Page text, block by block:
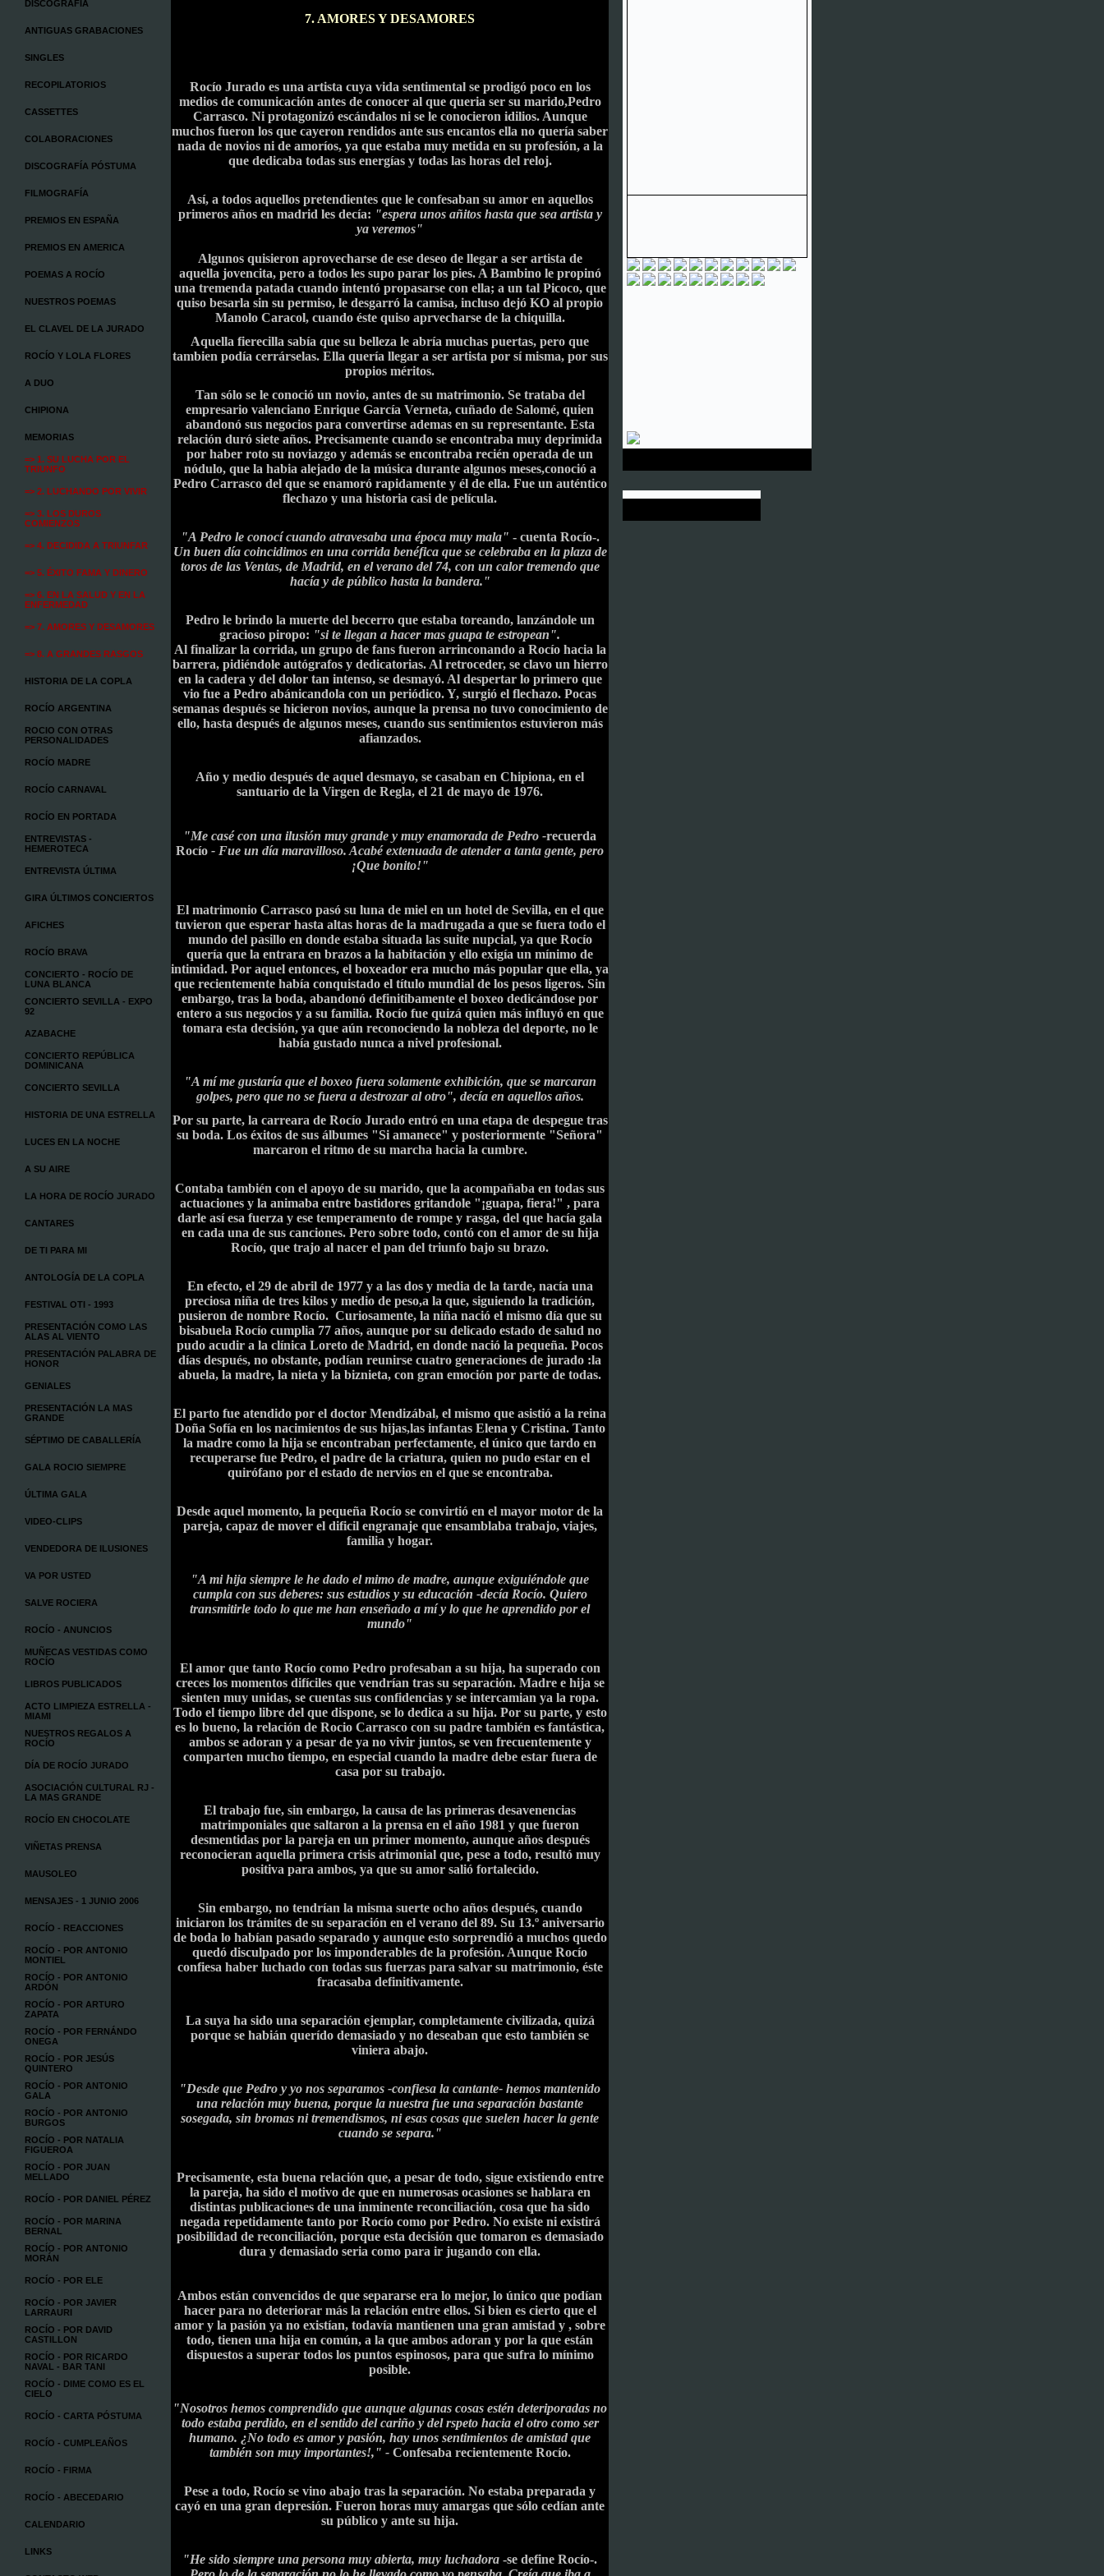
DISCOGRAFÍA
ANTIGUAS GRABACIONES
SINGLES
RECOPILATORIOS
CASSETTES
COLABORACIONES
DISCOGRAFÍA PÓSTUMA
FILMOGRAFÍA
PREMIOS EN ESPAÑA
PREMIOS EN AMERICA
POEMAS A ROCÍO
NUESTROS POEMAS
EL CLAVEL DE LA JURADO
ROCÍO Y LOLA FLORES
A DUO
CHIPIONA
MEMORIAS
=> 1. SU LUCHA POR EL
TRIUNFO
=> 2. LUCHANDO POR VIVIR
=> 3. LOS DUROS
COMIENZOS
=> 4. DECIDIDA A TRIUNFAR
=> 5. ÉXITO FAMA Y DINERO
=> 6. EN LA SALUD Y EN LA
ENFERMEDAD
=> 7. AMORES Y DESAMORES
=> 8. A GRANDES RASGOS
HISTORIA DE LA COPLA
ROCÍO ARGENTINA
ROCIO CON OTRAS
PERSONALIDADES
ROCÍO MADRE
ROCÍO CARNAVAL
ROCÍO EN PORTADA
ENTREVISTAS -
HEMEROTECA
ENTREVISTA ÚLTIMA
GIRA ÚLTIMOS CONCIERTOS
AFICHES
ROCÍO BRAVA
CONCIERTO - ROCÍO DE
LUNA BLANCA
CONCIERTO SEVILLA - EXPO
92
AZABACHE
CONCIERTO REPÚBLICA
DOMINICANA
CONCIERTO SEVILLA
HISTORIA DE UNA ESTRELLA
LUCES EN LA NOCHE
A SU AIRE
LA HORA DE ROCÍO JURADO
CANTARES
DE TI PARA MI
ANTOLOGÍA DE LA COPLA
FESTIVAL OTI - 1993
PRESENTACIÓN COMO LAS
ALAS AL VIENTO
PRESENTACIÓN PALABRA DE
HONOR
GENIALES
PRESENTACIÓN LA MAS
GRANDE
SÉPTIMO DE CABALLERÍA
GALA ROCIO SIEMPRE
ÚLTIMA GALA
VIDEO-CLIPS
VENDEDORA DE ILUSIONES
VA POR USTED
SALVE ROCIERA
ROCÍO - ANUNCIOS
MUÑECAS VESTIDAS COMO
ROCÍO
LIBROS PUBLICADOS
ACTO LIMPIEZA ESTRELLA -
MIAMI
NUESTROS REGALOS A
ROCÍO
DÍA DE ROCÍO JURADO
ASOCIACIÓN CULTURAL RJ -
LA MAS GRANDE
ROCÍO EN CHOCOLATE
VIÑETAS PRENSA
MAUSOLEO
MENSAJES - 1 JUNIO 2006
ROCÍO - REACCIONES
ROCÍO - POR ANTONIO
MONTIEL
ROCÍO - POR ANTONIO
ARDÓN
ROCÍO - POR ARTURO
ZAPATA
ROCÍO - POR FERNÁNDO
ONEGA
ROCÍO - POR JESÚS
QUINTERO
ROCÍO - POR ANTONIO
GALA
ROCÍO - POR ANTONIO
BURGOS
ROCÍO - POR NATALIA
FIGUEROA
ROCÍO - POR JUAN
MELLADO
ROCÍO - POR DANIEL PÉREZ
ROCÍO - POR MARINA
BERNAL
ROCÍO - POR ANTONIO
MORÁN
ROCÍO - POR ELE
ROCÍO - POR JAVIER
LARRAURI
ROCÍO - POR DAVID
CASTILLON
ROCÍO - POR RICARDO
NAVAL - BAR TANI
ROCÍO - DIME COMO ES EL
CIELO
ROCÍO - CARTA PÓSTUMA
ROCÍO - CUMPLEAÑOS
ROCÍO - FIRMA
ROCÍO - ABECEDARIO
CALENDARIO
LINKS
7. AMORES Y DESAMORES
Rocío Jurado es una artista cuya vida sentimental se prodigó poco en los
medios de comunicación antes de conocer al que queria ser su marido,Pedro
Carrasco. Ni protagonizó escándalos ni se le conocieron idilios. Aunque
muchos fueron los que cayeron rendidos ante sus encantos ella no quería saber
nada de novios ni de amoríos, ya que estaba muy metida en su profesión, a la
que dedicaba todas sus energías y todas las horas del reloj.
Así, a todos aquellos pretendientes que le confesaban su amor en aquellos
primeros años en madrid les decía: "espera unos añitos hasta que sea artista y
ya veremos"
Algunos quisieron aprovecharse de ese deseo de llegar a ser artista de
aquella jovencita, pero a todos les supo parar los pies. A Bambino le propinó
una tremenda patada cuando intentó propasarse con ella; a un tal Picoco, que
quiso besarla sin su permiso, le desgarró la camisa, incluso dejó KO al propio
Manolo Caracol, cuando éste quiso aprvecharse de la chiquilla.
Aquella fierecilla sabía que su belleza le abría muchas puertas, pero que
tambien podía cerrárselas. Ella quería llegar a ser artista por sí misma, por sus
propios méritos.
Tan sólo se le conoció un novio, antes de su matrimonio. Se trataba del
empresario valenciano Enrique García Verneta, cuñado de Salomé, quien
abandonó sus negocios para convertirse ademas en su representante. Esta
relación duró siete años. Precisamente cuando se encontraba muy deprimida
por haber roto su noviazgo y además se encontraba recién operada de un
nódulo, que la habia alejado de la música durante algunos meses,conoció a
Pedro Carrasco del que se enamoró rapidamente y él de ella. Fue un auténtico
flechazo y una historia casi de película.
"A Pedro le conocí cuando atravesaba una época muy mala" - cuenta Rocío-.
Un buen día coincidimos en una corrida benéfica que se celebraba en la plaza de
toros de las Ventas, de Madrid, en el verano del 74, con un calor tremendo que
hacía y de público hasta la bandera."
Pedro le brindo la muerte del becerro que estaba toreando, lanzándole un
gracioso piropo: "si te llegan a hacer mas guapa te estropean".
Al finalizar la corrida, un grupo de fans fueron arrinconando a Rocío hacia la
barrera, pidiéndole autógrafos y dedicatorias. Al retroceder, se clavo un hierro
en la cadera y del dolor tan intenso, se desmayó. Al despertar lo primero que
vio fue a Pedro abánicandola con un periódico. Y, surgió el flechazo. Pocas
semanas después se hicieron novios, aunque la prensa no tuvo conocimiento de
ello, hasta después de algunos meses, cuando sus sentimientos estuvieron más
afianzados.
Año y medio después de aquel desmayo, se casaban en Chipiona, en el
santuario de la Virgen de Regla, el 21 de mayo de 1976.
"Me casé con una ilusión muy grande y muy enamorada de Pedro -recuerda
Rocío - Fue un día maravilloso. Acabé extenuada de atender a tanta gente, pero
¡Que bonito!"
El matrimonio Carrasco pasó su luna de miel en un hotel de Sevilla, en el que
tuvieron que esperar hasta altas horas de la madrugada a que se fuera todo el
mundo del pasillo en donde estaba situada las suite nupcial, ya que Rocío
quería que la entrara en brazos a la habitación y ello exigía un mínimo de
intimidad. Por aquel entonces, el boxeador era mucho más popular que ella, ya
que recientemente había conquistado el título mundial de los pesos ligeros. Sin
embargo, tras la boda, abandonó definitibamente el boxeo dedicándose por
entero a sus negocios y a su familia.Rocío fue quizá quien más influyó en que
tomara esta decisión, ya que aún reconociendo la nobleza del deporte, no le
había gustado nunca a nivel profesional.
"A mí me gustaría que el boxeo fuera solamente exhibición, que se marcaran
golpes, pero que no se fuera a destrozar al otro", decía en aquellos años.
Por su parte, la carreara de Rocío Jurado entró en una etapa de despegue tras
su boda. Los éxitos de sus álbumes "Si amanece" y posteriormente "Señora"
marcaron el ritmo de su marcha hacia la cumbre.
Contaba también con el apoyo de su marido, que la acompañaba en todas sus
actuaciones y la animaba entre bastidores gritandole "¡guapa, fiera!" , para
darle así esa fuerza y ese temperamento de rompe y rasga, del que hacía gala
en cada una de sus canciones. Pero sobre todo, contó con el amor de su hija
Rocío, que trajo al nacer el pan del triunfo bajo su brazo.
En efecto, el 29 de abril de 1977 y a las dos y media de la tarde, nacía una
preciosa niña de tres kilos y medio de peso,a la que, siguiendo la tradición,
pusieron de nombre Rocío. Curiosamente, la niña nació el mismo día que su
bisabuela Rocío cumplia 77 años, aunque por su delicado estado de salud no
pudo acudir a la clínica Loreto de Madrid, en donde nació la pequeña. Pocos
días después, no obstante, podían reunirse cuatro generaciones de jurado :la
abuela, la madre, la nieta y la biznieta, con gran emoción por parte de todas.
El parto fue atendido por el doctor Mendizábal, el mismo que asistió a la reina
Doña Sofía en los nacimientos de sus hijas,las infantas Elena y Cristina. Tanto
la madre como la hija se encontraban perfectamente, el único que tardo en
recuperarse fue Pedro, el padre de la criatura, quien no pudo estar en el
quirófano por el estado de nervios en el que se encontraba.
Desde aquel momento, la pequeña Rocío se convirtió en el mayor motor de la
pareja, capaz de mover el dificil engranaje que ensamblaba trabajo, viajes,
familia y hogar.
"A mi hija siempre le he dado el mimo de madre, aunque exiguiéndole que
cumpla con sus deberes: sus estudios y su educación -decía Rocío. Quiero
transmitirle todo lo que me han enseñado a mí y lo que he aprendido por el
mundo"
El amor que tanto Rocío como Pedro profesaban a su hija, ha superado con
creces los momentos difíciles que vendrían tras su separación. Madre e hija se
sienten muy unidas, se cuentas sus confidencias y se intercamian ya la ropa.
Todo el tiempo libre del que dispone, se lo dedica a su hija. Por su parte, y esto
es lo bueno, la relación de Rocio Carrasco con su padre también es fantástica,
ambos se adoran y a pesar de ya no vivir juntos, se ven frecuentemente y
comparten mucho tiempo, en especial cuando la madre debe estar fuera de
casa por su trabajo.
El trabajo fue, sin embargo, la causa de las primeras desavenencias
matrimponiales que saltaron a la prensa en el año 1981 y que fueron
desmentidas por la pareja en un primer momento, aunque años después
reconocieran aquella primera crisis atrimonial que, pese a todo, resultó muy
positiva para ambos, ya que su amor salió fortalecido.
Sin embargo, no tendrían la misma suerte ocho años después, cuando
iniciaron los trámites de su separación en el verano del 89. Su 13.º aniversario
de boda lo habían pasado separado y aunque esto sorprendió a muchos quedo
quedó disculpado por los imponderables de la profesión. Aunque Rocío
confiesa haber luchado con todas sus fuerzas para salvar su matrimonio, éste
fracasaba definitivamente.
La suya ha sido una separación ejemplar, completamente civilizada, quizá
porque se habián querído demasiado y no deseaban que esto también se
viniera abajo.
"Desde que Pedro y yo nos separamos -confiesa la cantante- hemos mantenido
una relación muy buena, porque la nuestra fue una separación bastante
sosegada, sin bromas ni tremendismos, ni esas cosas que suelen hacer la gente
cuando se separa."
Precisamente, esta buena relación que, a pesar de todo, sigue existiendo entre
la pareja, ha sido el motivo de que en numerosas ocasiones se hablara en
distintas publicaciones de una inminente reconciliación, cosa que ha sido
negada repetidamente tanto por Rocío como por Pedro. No existe ni existirá
posibilidad de reconciliación, porque esta decisión que tomaron es demasiado
dura y demasiado seria como para ir jugando con ella.
Ambos están convencidos de que separarse era lo mejor, lo único que podían
hacer para no deteriorar más la relación entre ellos. Si bien es cierto que el
amor y la pasión ya no existían, todavía mantienen una gran amistad y , sobre
todo, tienen una hija en común, a la que ambos adoran y por la que están
dispuestos a superar todos los puntos espinosos, para que sufra lo mínimo
posible.
"Nosotros hemos comprendido que aunque algunas cosas estén deteriporadas no
todo estaba perdido, en el sentido del cariño y del rspeto hacia el otro como ser
humano. ¿No todo es amor y pasión, hay unos sentimientos de amistad que
también son muy importantes!," - Confesaba recientemente Rocío.
Pese a todo, Rocío se vino abajo tras la separación. No estaba preparada y
cayó en una gran depresión. Fueron horas muy amargas que sólo cedían ante
su público y ante su hija.
"He sido siempre una persona muy abierta, muy luchadora -se define Rocío-.